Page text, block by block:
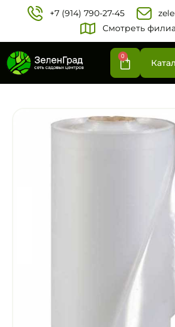
+7 (914) 790-27-45‬
Смотреть
0